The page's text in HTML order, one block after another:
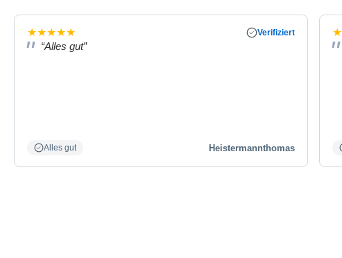
★★★★★ Verifiziert
“Alles gut”
Alles gut Heistermannthomas
★